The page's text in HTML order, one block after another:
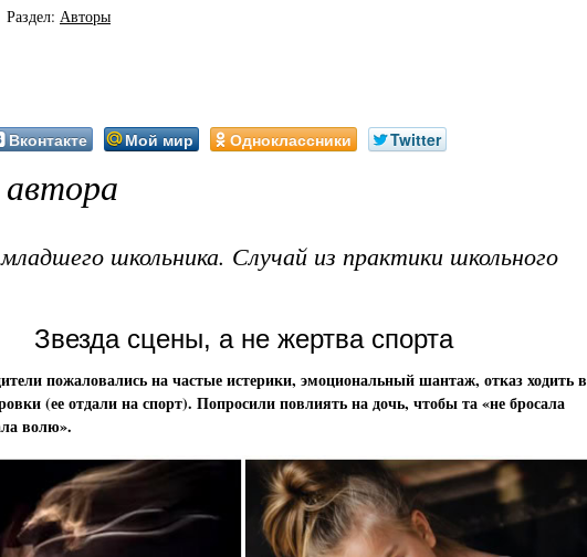
Раздел: Авторы
Вконтакте Мой мир Одноклассники Twitter
школьника. Случай из практики школьного
Звезда сцены, а не жертва спорта
пожаловались на частые истерики, эмоциональный шантаж, отказ ходить в
(ее отдали на спорт). Попросили повлиять на дочь, чтобы та «не бросала
волю».